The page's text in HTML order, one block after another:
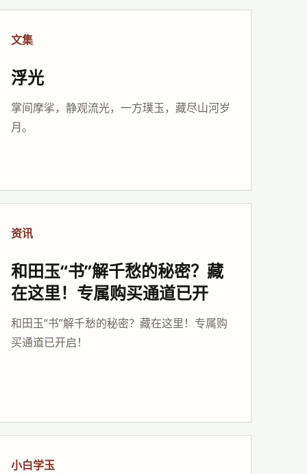
文集
浮光
掌间摩挲，静观流光，一方璞玉，藏尽山河岁
月。
资讯
和田玉“书”解千愁的秘密？藏
在这里！专属购买通道已开
和田玉“书”解千愁的秘密？藏在这里！专属购
买通道已开启！
小白学玉